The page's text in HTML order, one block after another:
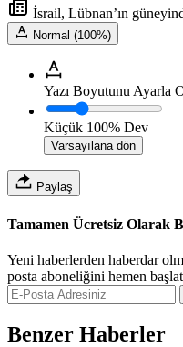
İsrail, Lübnan’ın
Normal (100%)
Yazı Boyutunu Ayarla
Küçük 100% Dev
Varsayılana dön
Paylaş
Tamamen Ücretsiz Olarak
Yeni haberlerden haberdar
posta aboneliğini hemen
Benzer Haberler